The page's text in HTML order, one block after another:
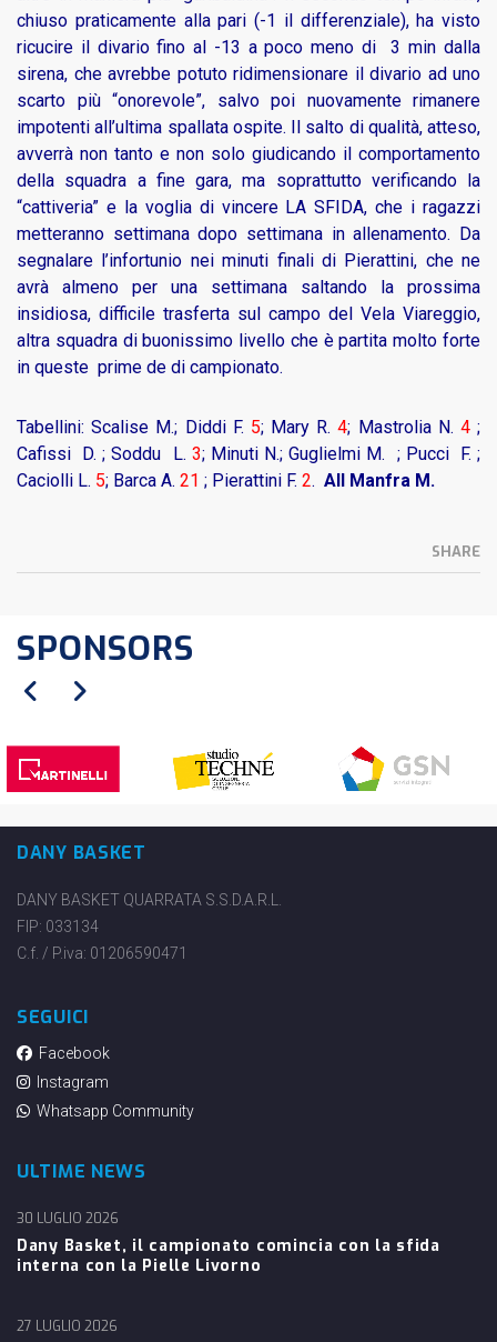
chiuso praticamente alla pari (-1 il differenziale), ha visto
ricucire il divario fino al -13 a poco meno di 3 min dalla
sirena, che avrebbe potuto ridimensionare il divario ad uno
scarto più “onorevole”, salvo poi nuovamente rimanere
impotenti all’ultima spallata ospite. Il salto di qualità, atteso,
avverrà non tanto e non solo giudicando il comportamento
della squadra a fine gara, ma soprattutto verificando la
“cattiveria” e la voglia di vincere LA SFIDA, che i ragazzi
metteranno settimana dopo settimana in allenamento. Da
segnalare l’infortunio nei minuti finali di Pierattini, che ne
avrà almeno per una settimana saltando la prossima
insidiosa, difficile trasferta sul campo del Vela Viareggio,
altra squadra di buonissimo livello che è partita molto forte
in queste prime de di campionato.
Tabellini: Scalise M.; Diddi F. 5; Mary R.4; Mastrolia N. 4;
Cafissi D. ; Soddu L. 3; Minuti N.; Guglielmi M. ; Pucci F. ;
Caciolli L. 5; Barca A. 21 ; Pierattini F. 2. All Manfra M.
SHARE
SPONSORS
DANY BASKET
DANY BASKET QUARRATA S.S.D.A.R.L.
FIP: 033134
C.f. / P.iva: 01206590471
SEGUICI
Facebook
Instagram
Whatsapp Community
ULTIME NEWS
Dany Basket, il campionato comincia con la sfida
interna con la Pielle Livorno
30 LUGLIO 2026
27 LUGLIO 2026